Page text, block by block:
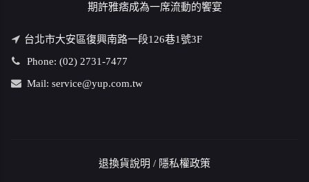
期許雅痞成為一席流動的饗宴
台北市大安區復興南路一段126巷1號3F
Phone: (02) 2731-7477
Mail: service@yup.com.tw
退換貨說明 / 隱私權政策